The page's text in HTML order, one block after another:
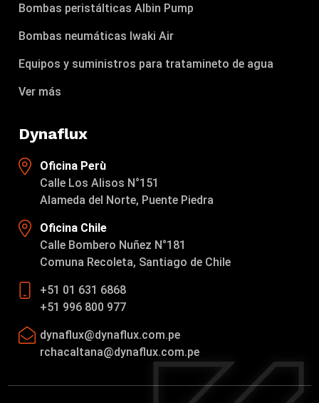
Bombas peristálticas Albin Pump
Bombas neumáticas Iwaki Air
Equipos y suministros para tratamineto de agua
Ver más
Dynaflux
Oficina Perù
Calle Los Alisos N°151
Alameda del Norte, Puente Piedra
Oficina Chile
Calle Bombero Nuñez N°181
Comuna Recoleta, Santiago de Chile
+51 01 631 6868
+51 996 800 977
dynaflux@dynaflux.com.pe
rchacaltana@dynaflux.com.pe